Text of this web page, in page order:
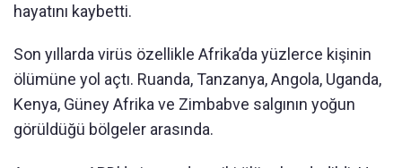
hayatını kaybetti.
Son yıllarda virüs özellikle Afrika’da yüzlerce kişinin
ölümüne yol açtı. Ruanda, Tanzanya, Angola, Uganda,
Kenya, Güney Afrika ve Zimbabve salgının yoğun
görüldüğü bölgeler arasında.